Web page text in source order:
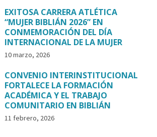
EXITOSA CARRERA ATLÉTICA
“MUJER BIBLIÁN 2026” EN
CONMEMORACIÓN DEL DÍA
INTERNACIONAL DE LA MUJER
10 marzo, 2026
CONVENIO INTERINSTITUCIONAL
FORTALECE LA FORMACIÓN
ACADÉMICA Y EL TRABAJO
COMUNITARIO EN BIBLIÁN
11 febrero, 2026